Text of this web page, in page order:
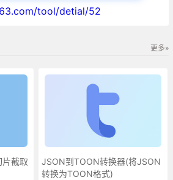
tool/detial/52
更多»
截取
JSON到TOON转换器(将JSON
转换为TOON格式)